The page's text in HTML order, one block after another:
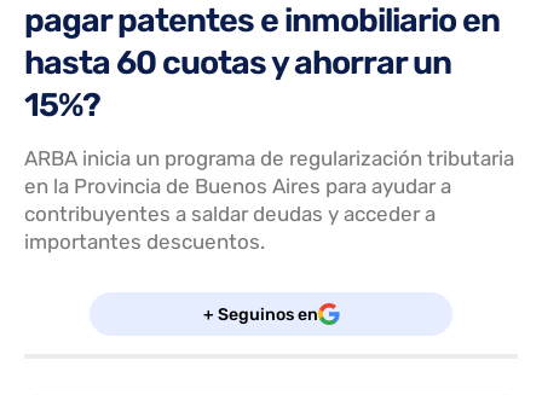
pagar patentes e inmobiliario en
hasta 60 cuotas y ahorrar un
15%?
ARBA inicia un programa de regularización tributaria
en la Provincia de Buenos Aires para ayudar a
contribuyentes a saldar deudas y acceder a
importantes descuentos.
+ Seguinos en